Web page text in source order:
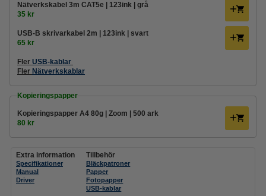
Nätverkskabel 3m CAT5e | 123ink | grå
35 kr
USB-B skrivarkabel 2m | 123ink | svart
65 kr
Fler USB-kablar
Fler Nätverkskablar
Kopieringspapper
Kopieringspapper A4 80g | Zoom | 500 ark
80 kr
Extra information
Specifikationer
Manual
Driver
Tillbehör
Bläckpatroner
Papper
Fotopapper
USB-kablar